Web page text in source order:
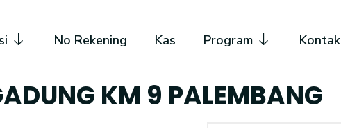
No Rekening Kas Program Kontak
KM 9 PALEMBANG